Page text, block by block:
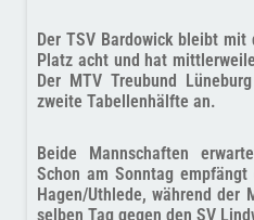
Der TSV Bardowick bleibt
Platz acht und hat
Der MTV Treubund
zweite Tabellenhälfte an.
Beide Mannschaften
Schon am Sonntag
Hagen/Uthlede, während der
selben Tag gegen den SV